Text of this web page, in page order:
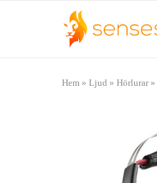
Hem » Ljud » Hörlurar»